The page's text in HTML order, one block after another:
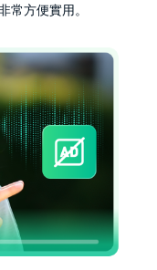
常方便實用。